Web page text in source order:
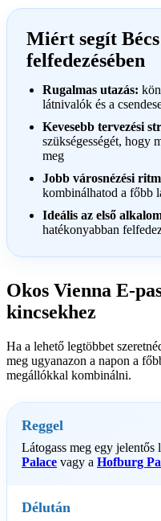
Miért segít
felfedezésében
Rugalmas utazás:
látnivalók és a
Kevesebb tervezési
szükségességét, hogy
meg
Jobb városnézési
kombinálhatod a főbb
Ideális az első
hatékonyabban
Okos Vienna E-
kincsekhez
Ha a lehető legtöbbet
meg ugyanazon a napon a
megállókkal kombinálni.
Reggel
Látogass meg egy jelentős
Palace vagy a Hofburg
Délután